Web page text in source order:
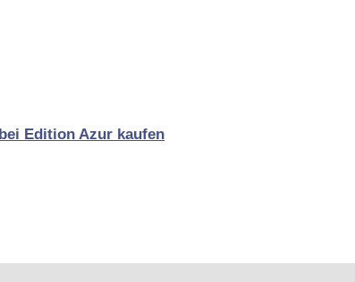
bei Edition Azur kaufen